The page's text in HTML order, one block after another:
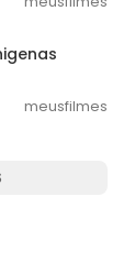
meusfilmes